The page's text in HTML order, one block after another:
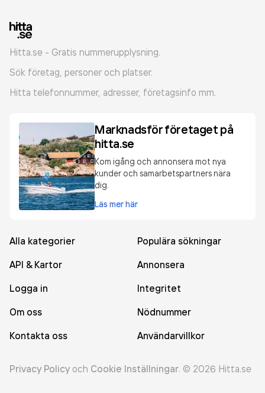
Hitta.se - Gratis nummerupplysning.
Sök företag, personer och platser.
Hitta telefonnummer, adresser, företagsinfo mm.
Marknadsför företaget på
hitta.se
Kom igång och annonsera mot nya
kunder och samarbetspartners nära
dig.
Läs mer här
Alla kategorier
Populära sökningar
API & Kartor
Annonsera
Logga in
Integritet
Om oss
Nödnummer
Kontakta oss
Användarvillkor
Privacy Policy och Cookie Inställningar. © 2026 Hitta.se